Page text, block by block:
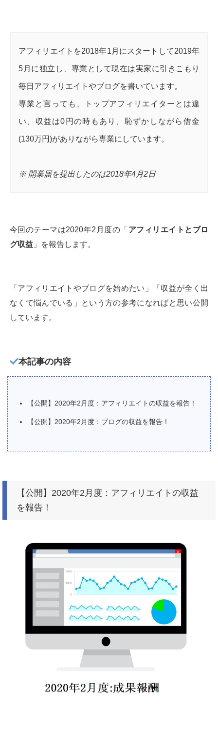
アフィリエイトを2018年1月にスタートして2019年
5月に独立し、専業として現在は実家に引きこもり
毎日アフィリエイトやブログを書いています。
専業と言っても、トップアフィリエイターとは違
い、収益は0円の時もあり、恥ずかしながら借金
(130万円)がありながら専業にしています。
※ 開業届を提出したのは2018年4月2日
今回のテーマは2020年2月度の「 アフィリエイトとブロ
グ収益 」を報告します。
「アフィリエイトやブログを始めたい」「収益が全く出
なくて悩んでいる」という方の参考になればと思い公開
しています。
本記事の内容
【公開】2020年2月度：アフィリエイトの収益を報告！
【公開】2020年2月度：ブログの収益を報告！
【公開】2020年2月度：アフィリエイトの収益
を報告！